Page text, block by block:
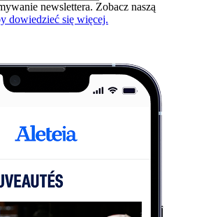
newslettera. Zobacz naszą
dowiedzieć się więcej.